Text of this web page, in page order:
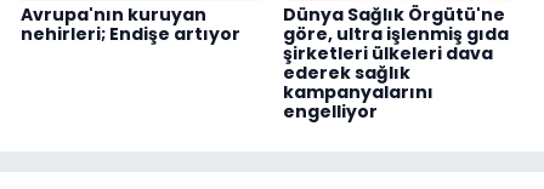
Avrupa'nın kuruyan
nehirleri; Endişe artıyor
Dünya Sağlık Örgütü'ne
göre, ultra işlenmiş gıda
şirketleri ülkeleri dava
ederek sağlık
kampanyalarını
engelliyor